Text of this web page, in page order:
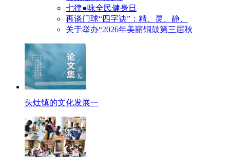
七律●咏全民健身日
再谈门球“四字诀”：精、灵、静、
关于举办“2026年美丽铜鼓第三届秋
头灶镇的文化发展一